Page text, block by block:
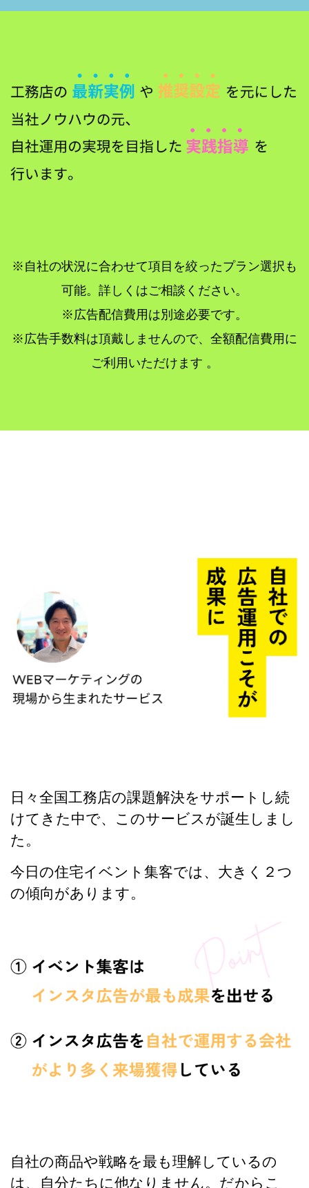
※自社の状況に合わせて項目を絞ったプラン選択も
可能。詳しくはご相談ください。
※広告配信費用は別途必要です。
※広告手数料は頂戴しませんので、全額配信費用に
ご利用いただけます 。
日々全国工務店の課題解決をサポートし続
けてきた中で、このサービスが誕生しまし
た。
今日の住宅イベント集客では、大きく２つ
の傾向があります。
自社の商品や戦略を最も理解しているの
は、自分たちに他なりません。だからこ